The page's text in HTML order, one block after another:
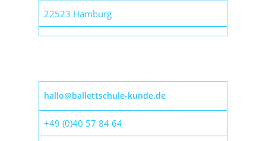
22523 Hamburg
hallo@ballettschule-kunde.de
+49 (0)40 57 84 64